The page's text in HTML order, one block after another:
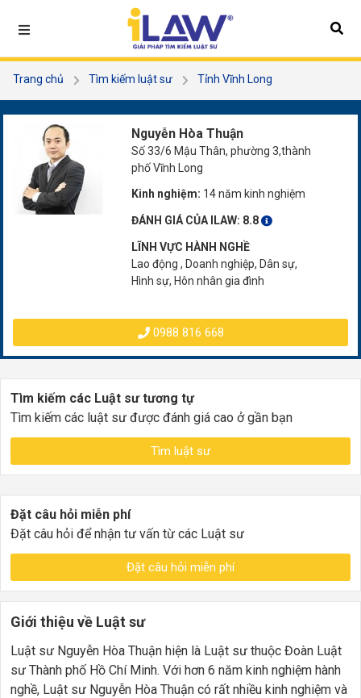
Trang chủ Tìm kiếm luật sư
Tỉnh Vĩnh Long
Nguyễn Hòa Thuận
Số 33/6 Mậu Thân, phường 3,thành
phố Vĩnh Long
Kinh nghiệm: 14 năm kinh nghiệm
ĐÁNH GIÁ CỦA ILAW: 8.8
LĨNH VỰC HÀNH NGHỀ
Lao động , Doanh nghiệp, Dân sự,
Hình sự, Hôn nhân gia đình
0988 816 668
Tìm kiếm các Luật sư tương tự
Tìm kiếm các luật sư được đánh giá cao ở gần bạn
Tìm luật sư
Đặt câu hỏi miễn phí
Đặt câu hỏi để nhận tư vấn từ các Luật sư
Đặt câu hỏi miễn phí
Giới thiệu về Luật sư
Luật sư Nguyễn Hòa Thuận hiện là Luật sư thuộc Đoàn Luật
sư Thành phố Hồ Chí Minh. Với hơn 6 năm kinh nghiệm hành
nghề, Luật sư Nguyễn Hòa Thuận có rất nhiều kinh nghiệm và